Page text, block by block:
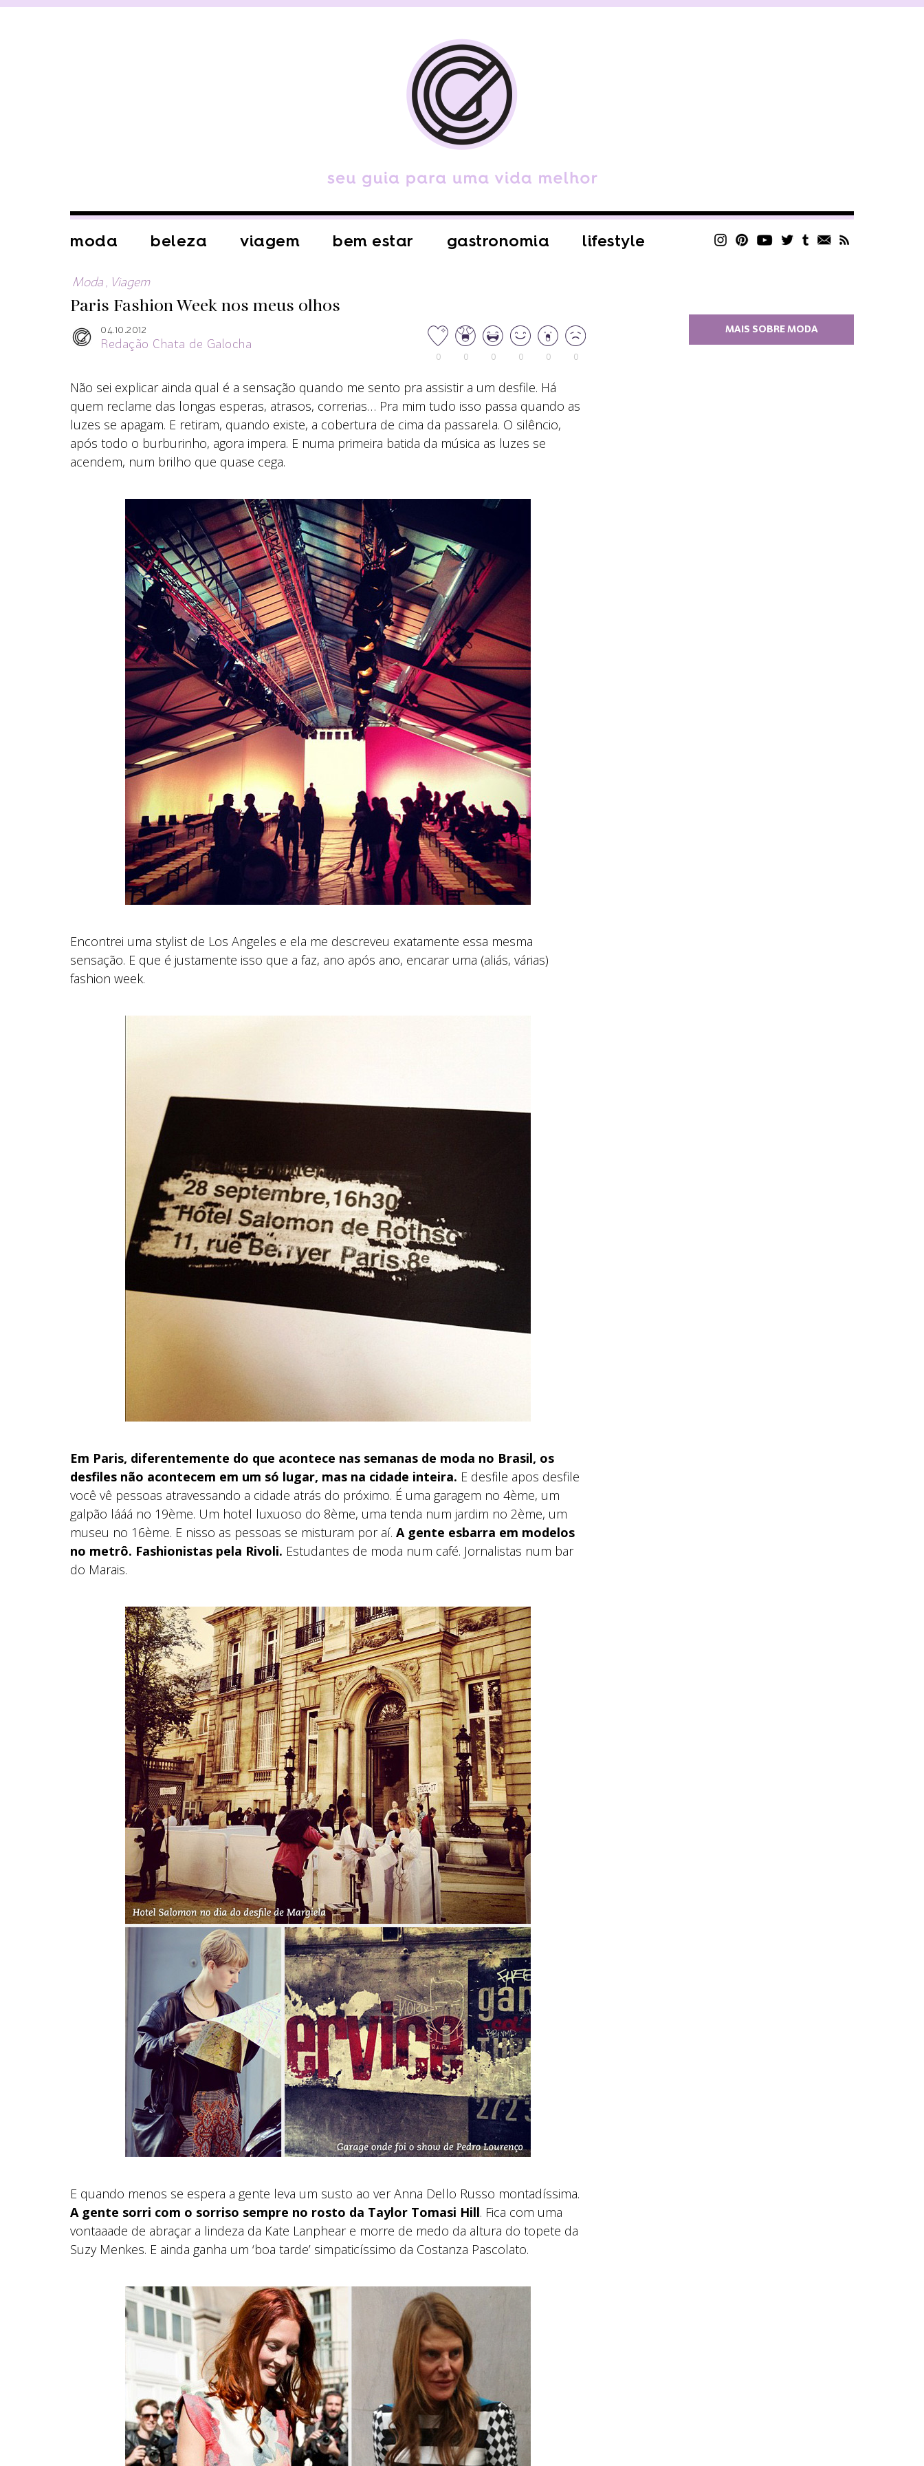
moda beleza viagem bem estar gastronomia lifestyle
Moda , Viagem
Paris Fashion Week nos meus olhos
04.10.2012
Redação Chata de Galocha
0 0 0 0 0 0
Não sei explicar ainda qual é a sensação quando me sento pra assistir a um desfile. Há
quem reclame das longas esperas, atrasos, correrias… Pra mim tudo isso passa quando as
luzes se apagam. E retiram, quando existe, a cobertura de cima da passarela. O silêncio,
após todo o burburinho, agora impera. E numa primeira batida da música as luzes se
acendem, num brilho que quase cega.
Encontrei uma stylist de Los Angeles e ela me descreveu exatamente essa mesma
sensação. E que é justamente isso que a faz, ano após ano, encarar uma (aliás, várias)
fashion week.
Em Paris, diferentemente do que acontece nas semanas de moda no Brasil, os
desfiles não acontecem em um só lugar, mas na cidade inteira. E desfile apos desfile
você vê pessoas atravessando a cidade atrás do próximo. É uma garagem no 4ème, um
galpão lááá no 19ème. Um hotel luxuoso do 8ème, uma tenda num jardim no 2ème, um
museu no 16ème. E nisso as pessoas se misturam por aí. A gente esbarra em modelos
no metrô. Fashionistas pela Rivoli. Estudantes de moda num café. Jornalistas num bar
do Marais.
E quando menos se espera a gente leva um susto ao ver Anna Dello Russo montadíssima.
A gente sorri com o sorriso sempre no rosto da Taylor Tomasi Hill. Fica com uma
vontaaade de abraçar a lindeza da Kate Lanphear e morre de medo da altura do topete da
Suzy Menkes. E ainda ganha um ‘boa tarde’ simpaticíssimo da Costanza Pascolato.
MAIS SOBRE MODA